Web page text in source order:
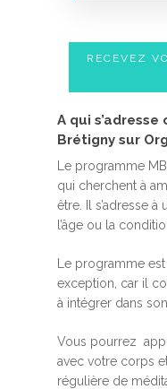
RECEVEZ
A qui s’adresse
Brétigny sur
Le programme
qui cherchent à
être. Il s’adresse
l’âge ou la
Le programme
exception, car il
à intégrer dans
Vous pourrez
avec votre corps
régulière de